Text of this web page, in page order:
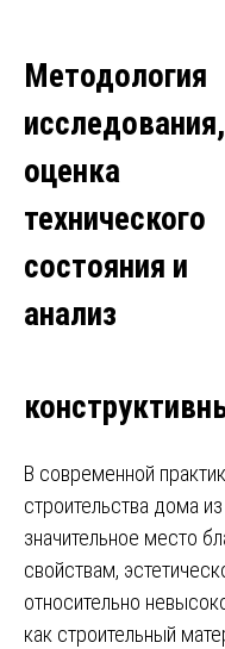
Методология
исследования,
оценка
технического
состояния и
анализ
В современной
строительства дома
значительное место
свойствам,
относительно
как строительный